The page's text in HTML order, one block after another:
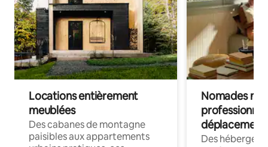
Locations entièrement
meublées
Des cabanes de montagne
paisibles aux appartements
Nomades
déplacement
Des